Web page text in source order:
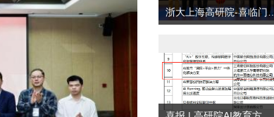
浙大上海高研院-喜临门“大健康...